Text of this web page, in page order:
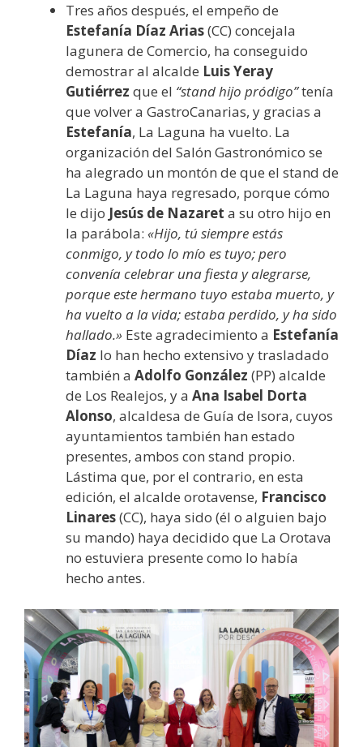
Tres años después, el empeño de
Estefanía Díaz Arias(CC) concejala
lagunera de Comercio, ha conseguido
demostrar al alcalde Luis Yeray
Gutiérrez que el “stand hijo pródigo”tenía
que volver a GastroCanarias, y gracias a
Estefanía, La Laguna ha vuelto. La
organización del Salón Gastronómico se
ha alegrado un montón de que el stand de
La Laguna haya regresado, porque cómo
le dijo Jesús de Nazaret a su otro hijo en
la parábola: «Hijo, tú siempre estás
conmigo, y todo lo mío es tuyo; pero
convenía celebrar una fiesta y alegrarse,
porque este hermano tuyo estaba muerto, y
ha vuelto a la vida; estaba perdido, y ha sido
hallado.» Este agradecimiento a Estefanía
Díaz lo han hecho extensivo y trasladado
también a Adolfo González (PP) alcalde
de Los Realejos, y a Ana Isabel Dorta
Alonso, alcaldesa de Guía de Isora, cuyos
ayuntamientos también han estado
presentes, ambos con stand propio.
Lástima que, por el contrario, en esta
edición, el alcalde orotavense, Francisco
Linares(CC), haya sido (él o alguien bajo
su mando) haya decidido que La Orotava
no estuviera presente como lo había
hecho antes.